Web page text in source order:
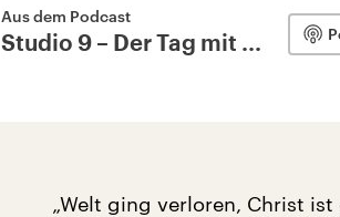
Aus dem Podcast
Studio 9 – Der Tag mit ...
„Welt ging verloren, Christ